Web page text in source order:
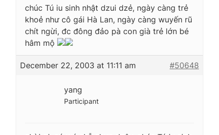
chúc Tú iu sinh nhật dzui dzẻ, ngày càng trẻ
khoẻ như cô gái Hà Lan, ngày càng wuyến rũ
chít ngừi, đc đông đảo pà con già trẻ lớn bé
hâm mộ
December 22, 2003 at 11:11 am #50648
yang
Participant